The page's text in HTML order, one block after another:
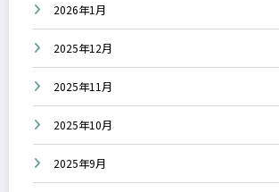
2026年1月
2025年12月
2025年11月
2025年10月
2025年9月